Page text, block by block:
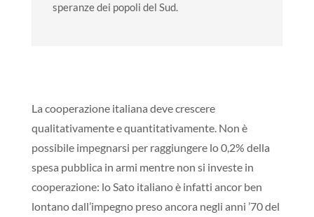
speranze dei popoli del Sud.
La cooperazione italiana deve crescere
qualitativamente e quantitativamente. Non è
possibile impegnarsi per raggiungere lo 0,2% della
spesa pubblica in armi mentre non si investe in
cooperazione: lo Sato italiano è infatti ancor ben
lontano dall’impegno preso ancora negli anni ’70 del